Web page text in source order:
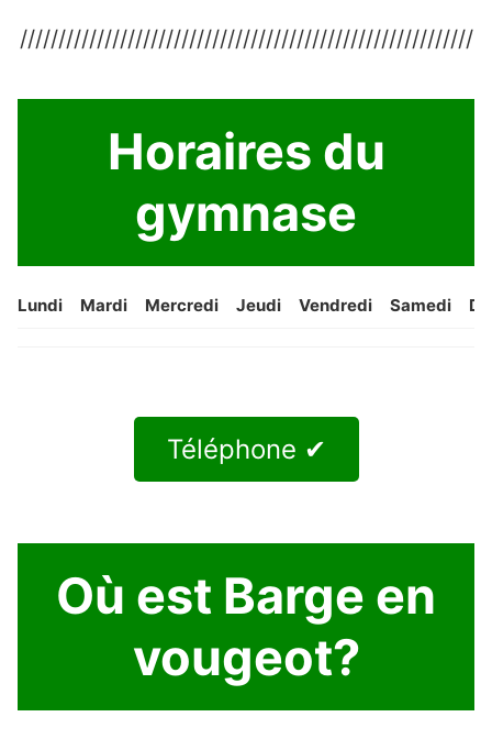
///////////////////////////////////////////////////////////
Horaires du
gymnase
Lundi Mardi Mercredi Jeudi Vendredi Samedi
Téléphone ✔
Où est Barge en
vougeot?